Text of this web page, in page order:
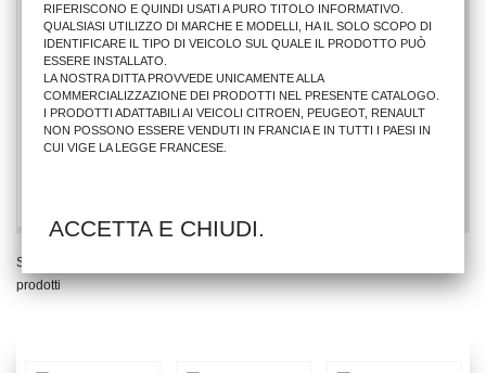
PARAFANGO ANTER.SX CT BERLINGO 1996=RANCH
69,54 €
Stai Visualizzando 1 - 2 di 2
prodotti
RIFERISCONO E QUINDI USATI A PURO TITOLO INFORMATIVO.
QUALSIASI UTILIZZO DI MARCHE E MODELLI, HA IL SOLO SCOPO DI
IDENTIFICARE IL TIPO DI VEICOLO SUL QUALE IL PRODOTTO PUÒ
ESSERE INSTALLATO.
LA NOSTRA DITTA PROVVEDE UNICAMENTE ALLA
COMMERCIALIZZAZIONE DEI PRODOTTI NEL PRESENTE CATALOGO.
I PRODOTTI ADATTABILI AI VEICOLI CITROEN, PEUGEOT, RENAULT
NON POSSONO ESSERE VENDUTI IN FRANCIA E IN TUTTI I PAESI IN
CUI VIGE LA LEGGE FRANCESE.
ACCETTA E CHIUDI.